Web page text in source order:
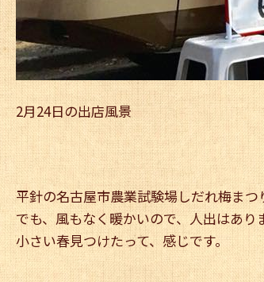
2月24日の出店風景
平針の名古屋市農業試験場しだれ梅ま
でも、風もなく暖かいので、人出はあり
小さい春見つけたって、感じです。